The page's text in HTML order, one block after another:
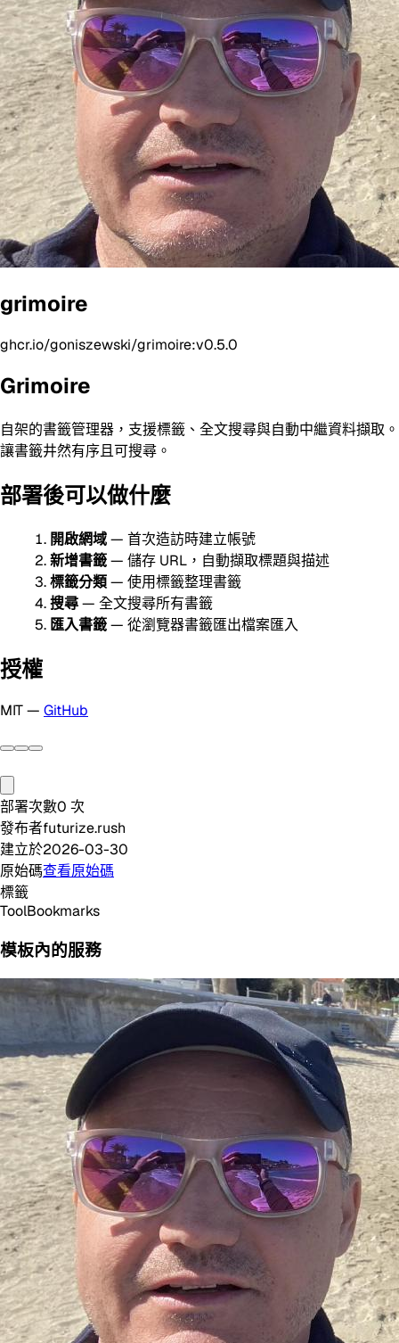
grimoire
ghcr.io/goniszewski/grimoire:v0.5.0
Grimoire
自架的書籤管理器，支援標籤、全文搜尋與自動中繼資料擷取。
讓書籤井然有序且可搜尋。
部署後可以做什麼
開啟網域— 首次造訪時建立帳號
新增書籤— 儲存 URL，自動擷取標題與描述
標籤分類— 使用標籤整理書籤
搜尋— 全文搜尋所有書籤
匯入書籤— 從瀏覽器書籤匯出檔案匯入
授權
MIT — GitHub
部署次數0 次
發布者futurize.rush
建立於2026-03-30
原始碼查看原始碼
標籤
ToolBookmarks
模板內的服務